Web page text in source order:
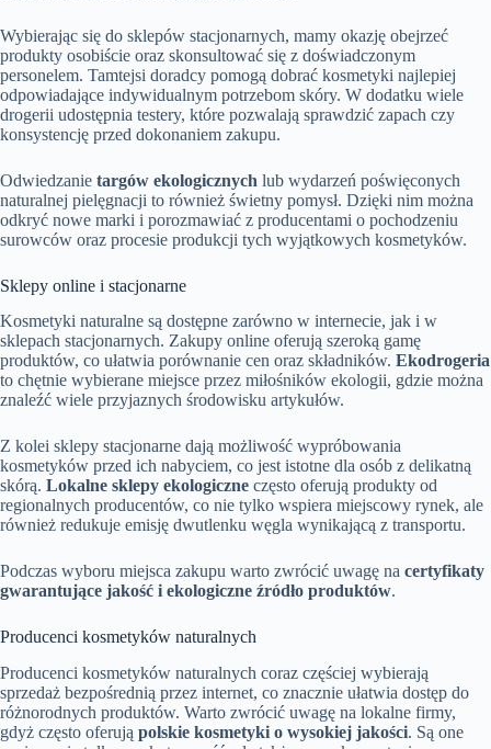
Wybierając się do sklepów stacjonarnych, mamy okazję obejrzeć
produkty osobiście oraz skonsultować się z doświadczonym
personelem. Tamtejsi doradcy pomogą dobrać kosmetyki najlepiej
odpowiadające indywidualnym potrzebom skóry. W dodatku wiele
drogerii udostępnia testery, które pozwalają sprawdzić zapach czy
konsystencję przed dokonaniem zakupu.
Odwiedzanie targów ekologicznych lub wydarzeń poświęconych
naturalnej pielęgnacji to również świetny pomysł. Dzięki nim można
odkryć nowe marki i porozmawiać z producentami o pochodzeniu
surowców oraz procesie produkcji tych wyjątkowych kosmetyków.
Sklepy online i stacjonarne
Kosmetyki naturalne są dostępne zarówno w internecie, jak i w
sklepach stacjonarnych. Zakupy online oferują szeroką gamę
produktów, co ułatwia porównanie cen oraz składników. Ekodrogeria
to chętnie wybierane miejsce przez miłośników ekologii, gdzie można
znaleźć wiele przyjaznych środowisku artykułów.
Z kolei sklepy stacjonarne dają możliwość wypróbowania
kosmetyków przed ich nabyciem, co jest istotne dla osób z delikatną
skórą. Lokalne sklepy ekologiczne często oferują produkty od
regionalnych producentów, co nie tylko wspiera miejscowy rynek, ale
również redukuje emisję dwutlenku węgla wynikającą z transportu.
Podczas wyboru miejsca zakupu warto zwrócić uwagę na certyfikaty
gwarantujące jakość i ekologiczne źródło produktów.
Producenci kosmetyków naturalnych
Producenci kosmetyków naturalnych coraz częściej wybierają
sprzedaż bezpośrednią przez internet, co znacznie ułatwia dostęp do
różnorodnych produktów. Warto zwrócić uwagę na lokalne firmy,
gdyż często oferują polskie kosmetyki o wysokiej jakości. Są one